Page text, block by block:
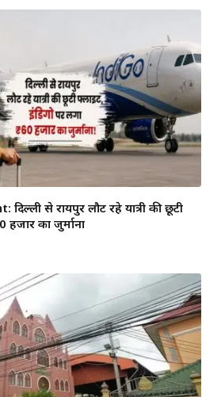
से रायपुर लौट रहे यात्री की छूटी
हजार का जुर्माना